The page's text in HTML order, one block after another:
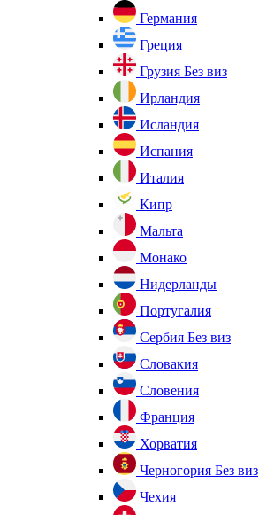
Германия
Греция
Грузия Без виз
Ирландия
Исландия
Испания
Италия
Кипр
Мальта
Монако
Нидерланды
Португалия
Сербия Без виз
Словакия
Словения
Франция
Хорватия
Черногория Без виз
Чехия